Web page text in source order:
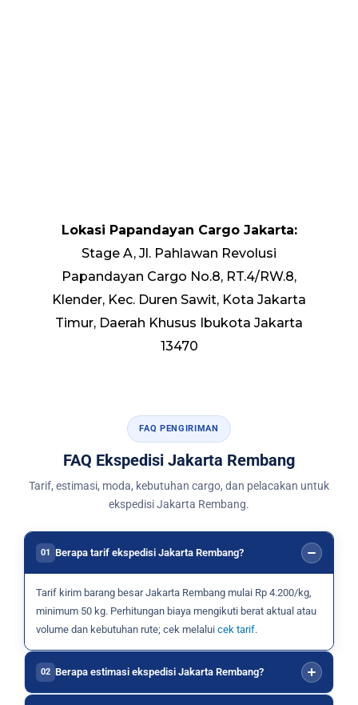
Lokasi Papandayan Cargo Jakarta:
Stage A, Jl. Pahlawan Revolusi
Papandayan Cargo No.8, RT.4/RW.8,
Klender, Kec. Duren Sawit, Kota Jakarta
Timur, Daerah Khusus Ibukota Jakarta
13470
FAQ PENGIRIMAN
FAQ Ekspedisi Jakarta Rembang
Tarif, estimasi, moda, kebutuhan cargo, dan pelacakan untuk
ekspedisi Jakarta Rembang.
01 Berapa tarif ekspedisi Jakarta Rembang?
Tarif kirim barang besar Jakarta Rembang mulai Rp 4.200/kg,
minimum 50 kg. Perhitungan biaya mengikuti berat aktual atau
volume dan kebutuhan rute; cek melalui cek tarif.
02 Berapa estimasi ekspedisi Jakarta Rembang?